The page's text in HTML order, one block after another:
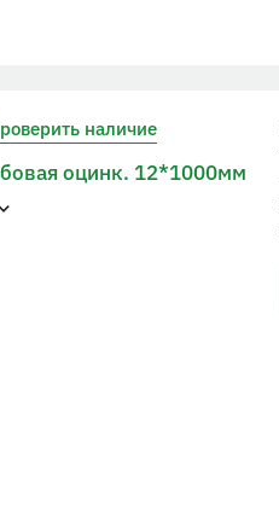
наличие
оцинк. 12*1000мм